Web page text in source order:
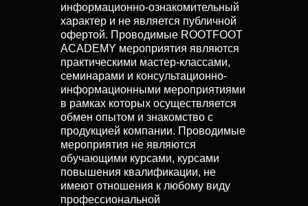
информационно-ознакомительный
характер и не является публичной
офертой. Проводимые ROOTFOOT
ACADEMY мероприятия являются
практическими мастер-классами,
семинарами и консультационно-
информационными мероприятиями
в рамках которых осуществляется
обмен опытом и знакомство с
продукцией компании. Проводимые
мероприятия не являются
обучающими курсами, курсами
повышения квалификации, не
имеют отношения к любому виду
профессиональной